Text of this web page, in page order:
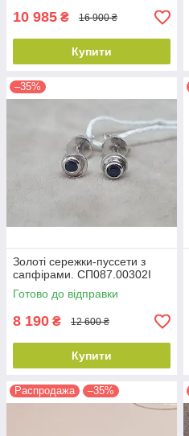
10 985 ₴ 16 900 ₴
Купити
–35%
Золоті сережки-пуссети з
сапфірами. СП087.00302І
Готово до відправки
8 190 ₴ 12 600 ₴
Купити
Распродажа –35%